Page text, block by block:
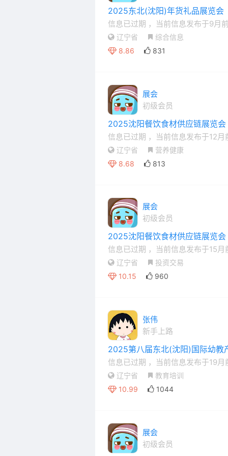
2025东北(沈阳)年货礼品展览会
信息已过期 ，当前信息发布于9月前
辽宁省
综合信息
8.86
831
展会
初级会员
2025沈阳餐饮食材供应链展览会
信息已过期 ，当前信息发布于12月
辽宁省
营养健康
8.68
813
展会
初级会员
2025沈阳餐饮食材供应链展览会
信息已过期 ，当前信息发布于15月
辽宁省
投资交易
10.15
960
张伟
新手上路
2025第八届东北(沈阳)国际幼教
信息已过期 ，当前信息发布于19月
辽宁省
教育培训
10.99
1044
展会
初级会员